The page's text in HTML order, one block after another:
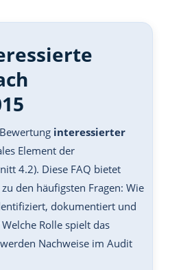
interessierter
Element der
4.2). Diese FAQ bietet
den häufigsten Fragen: Wie
dokumentiert und
Rolle spielt das
Nachweise im Audit